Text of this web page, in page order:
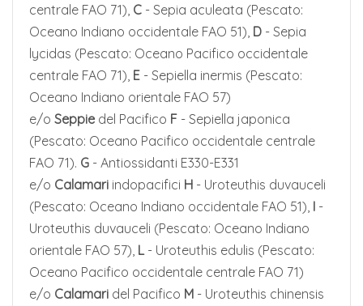
centrale FAO 71), C - Sepia aculeata (Pescato:
Oceano Indiano occidentale FAO 51), D - Sepia
lycidas (Pescato: Oceano Pacifico occidentale
centrale FAO 71), E - Sepiella inermis (Pescato:
Oceano Indiano orientale FAO 57)
e/o Seppie del Pacifico F - Sepiella japonica
(Pescato: Oceano Pacifico occidentale centrale
FAO 71). G - Antiossidanti E330-E331
e/o Calamari indopacifici H - Uroteuthis duvauceli
(Pescato: Oceano Indiano occidentale FAO 51), I -
Uroteuthis duvauceli (Pescato: Oceano Indiano
orientale FAO 57), L - Uroteuthis edulis (Pescato:
Oceano Pacifico occidentale centrale FAO 71)
e/o Calamari del Pacifico M - Uroteuthis chinensis